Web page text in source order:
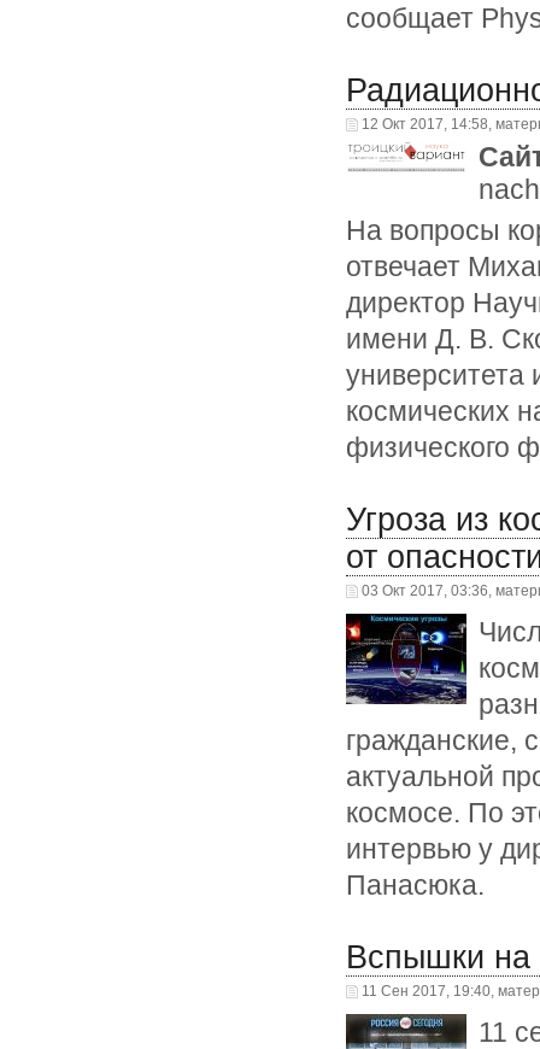
сообщает
12 Окт 2017, 14:58,
На вопросы
отвечает
директор
имени Д. В.
космических
физического
Угроза из
от
03 Окт 2017, 03:36,
гражданские,
актуальной
космосе. По
интервью у
Панасюка.
Вспышки на
11 Сен 2017, 19:40,
11